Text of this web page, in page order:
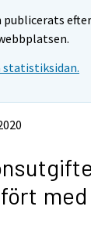
statistiksidan.